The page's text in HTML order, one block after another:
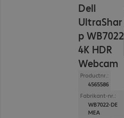
Dell
UltraShar
p WB7022
4K HDR
Webcam
Productnr.:
4565586
Fabrikant-nr.:
WB7022-DE
MEA